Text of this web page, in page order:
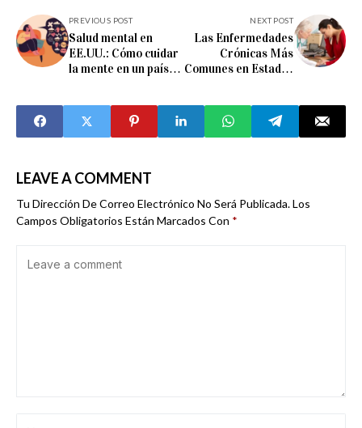
PREVIOUS POST
Salud mental en
EE.UU.: Cómo cuidar
la mente en un país
NEXT POST
Las Enfermedades
Crónicas Más
Comunes en Estados
LEAVE A COMMENT
Tu Dirección De Correo Electrónico No Será Publicada.Los
Campos Obligatorios Están Marcados Con *